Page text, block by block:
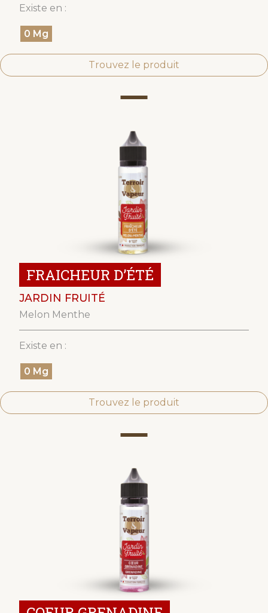
Existe en :
0 Mg
Trouvez le produit
FRAICHEUR D’ÉTÉ
JARDIN FRUITÉ
Melon Menthe
Existe en :
0 Mg
Trouvez le produit